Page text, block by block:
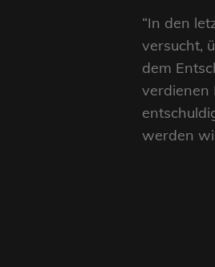
“In den
versucht,
dem
verdienen
werden